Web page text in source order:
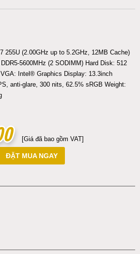
(2.00GHz up to 5.2GHz, 12MB Cache)
5600MHz (2 SODIMM) Hard Disk: 512
Intel® Graphics Display: 13.3inch
anti-glare, 300 nits, 62.5% sRGB Weight:
[Giá đã bao gồm VAT]
ĐẶT MUA NGAY